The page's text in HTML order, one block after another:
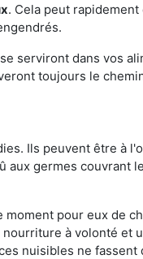
. Cela peut
serviront dans vos
toujours le
Ils peuvent être à
aux germes couvrant
moment pour eux de
à volonté et
nuisibles ne